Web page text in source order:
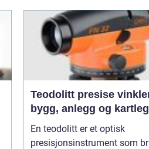
Teodolitt presise vinkler for
bygg, anlegg og
En teodolitt er et optisk
presisjonsinstrument som